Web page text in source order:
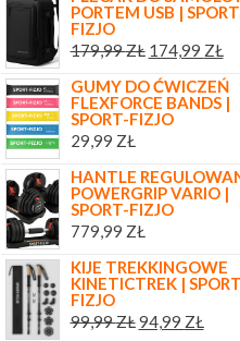
PORTEM USB |
FIZJO
179,99ZŁ 174,99 ZŁ
GUMY DO ĆWICZEŃ
FLEXFORCE BANDS |
SPORT-FIZJO
29,99 ZŁ
HANTLE
POWERGRIP VARIO |
SPORT-FIZJO
779,99 ZŁ
KIJE TREKKINGOWE
KINETICTREK |
FIZJO
99,99ZŁ94,99 ZŁ